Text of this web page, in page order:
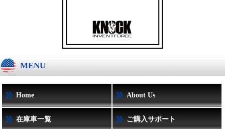
MENU
Home About Us
在庫車一覧 ご購入サポート